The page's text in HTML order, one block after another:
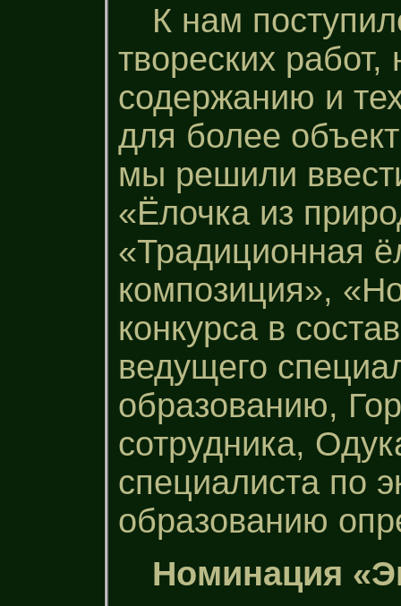
К нам
твореских
содержанию и
для более
мы решили
«Ёлочка из
«Традиционная
композиция»,
конкурса в
ведущего
образованию,
сотрудника,
специалиста по
образованию
Номинация